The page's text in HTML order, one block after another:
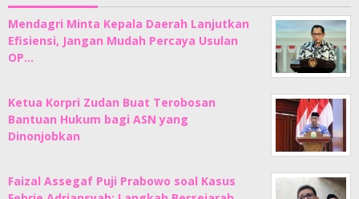
Mendagri Minta Kepala Daerah Lanjutkan
Efisiensi, Jangan Mudah Percaya Usulan
OP…
Ketua Korpri Zudan Buat Terobosan
Bantuan Hukum bagi ASN yang
Dinonjobkan
Faizal Assegaf Puji Prabowo soal Kasus